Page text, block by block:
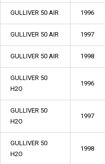
GULLIVER 50 AIR 1996
GULLIVER 50 AIR 1997
GULLIVER 50 AIR 1998
GULLIVER 50
H2O
1996
GULLIVER 50
H2O
1997
GULLIVER 50
H2O
1998